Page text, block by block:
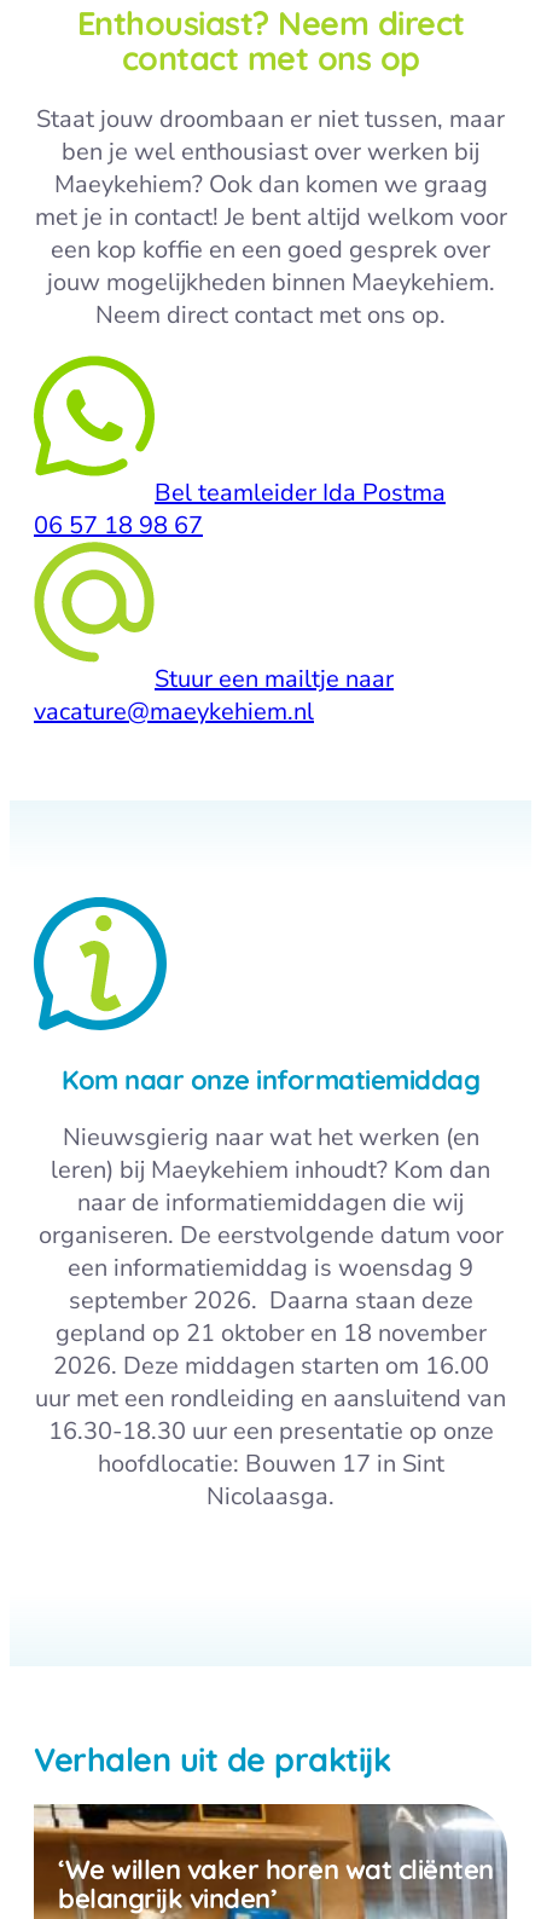
Enthousiast? Neem direct
contact met ons op
Staat jouw droombaan er niet tussen, maar
ben je wel enthousiast over werken bij
Maeykehiem? Ook dan komen we graag
met je in contact! Je bent altijd welkom voor
een kop koffie en een goed gesprek over
jouw mogelijkheden binnen Maeykehiem.
Neem direct contact met ons op.
Bel teamleider Ida Postma
06 57 18 98 67
Stuur een mailtje naar
vacature@maeykehiem.nl
Kom naar onze informatiemiddag
Nieuwsgierig naar wat het werken (en
leren) bij Maeykehiem inhoudt? Kom dan
naar de informatiemiddagen die wij
organiseren. De eerstvolgende datum voor
een informatiemiddag is woensdag 9
september 2026. Daarna staan deze
gepland op 21 oktober en 18 november
2026. Deze middagen starten om 16.00
uur met een rondleiding en aansluitend van
16.30-18.30 uur een presentatie op onze
hoofdlocatie: Bouwen 17 in Sint
Nicolaasga.
Verhalen uit de praktijk
‘We willen vaker horen wat cliënten
belangrijk vinden’